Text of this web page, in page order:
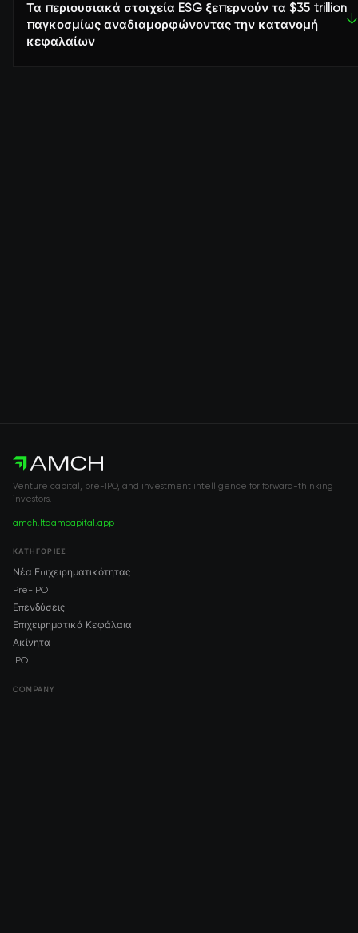
Τα περιουσιακά στοιχεία ESG ξεπερνούν τα $35 trillion
παγκοσμίως αναδιαμορφώνοντας την κατανομή
κεφαλαίων
↓
Venture capital, pre-IPO, and investment intelligence for forward-thinking
investors.
amch.ltdamcapital.app
ΚΑΤΗΓΟΡΊΕΣ
Νέα Επιχειρηματικότητας
Pre-IPO
Επενδύσεις
Επιχειρηματικά Κεφάλαια
Ακίνητα
IPO
COMPANY